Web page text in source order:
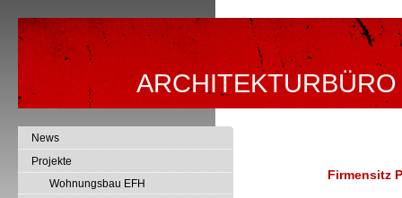
Firmensitz
News
Projekte
Wohnungsbau EFH